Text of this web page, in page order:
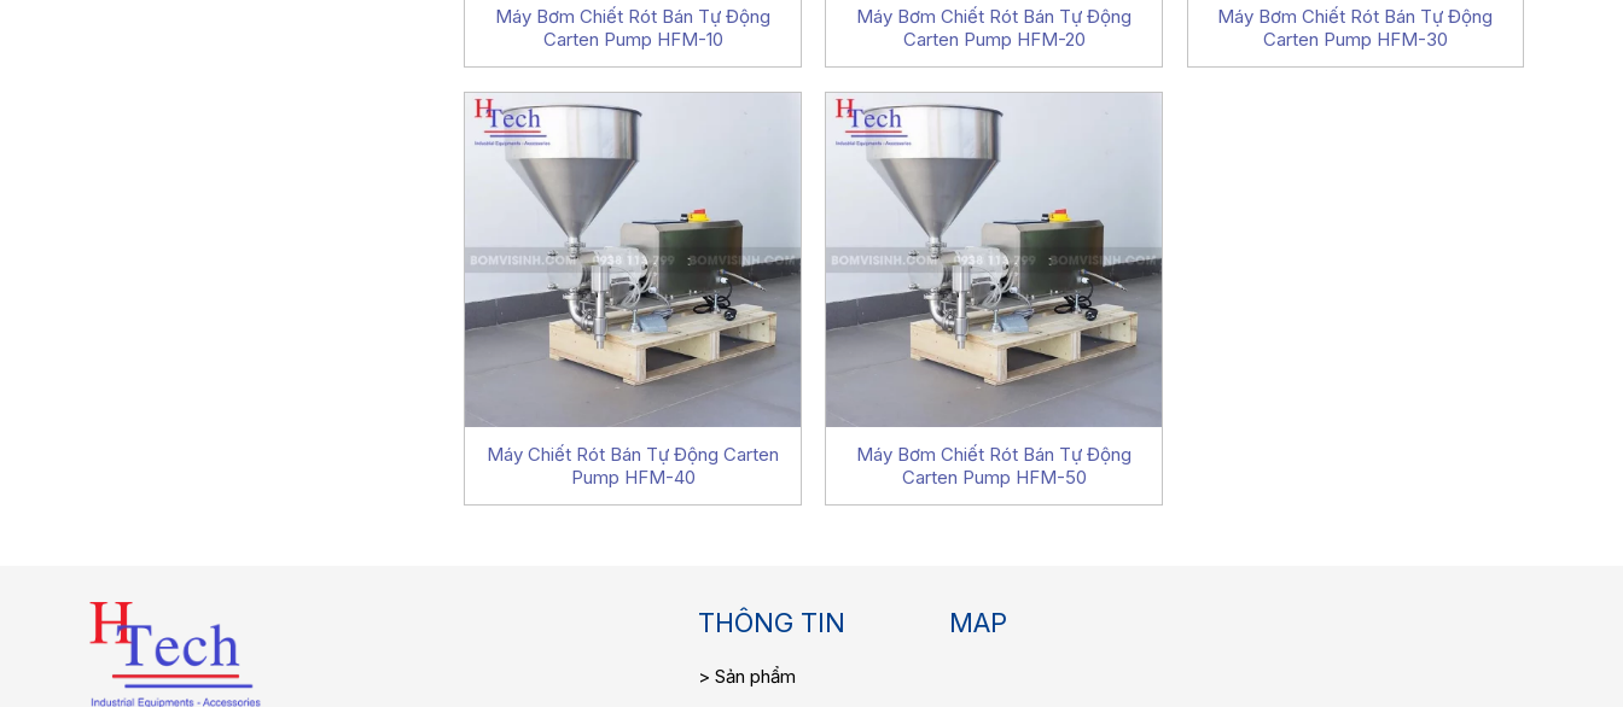
Máy Bơm Chiết Rót Bán Tự Động
Carten Pump HFM-10
Máy Bơm Chiết Rót Bán Tự Động
Carten Pump HFM-20
Máy Bơm Chiết Rót Bán Tự Động
Carten Pump HFM-30
Máy Chiết Rót Bán Tự Động Carten
Pump HFM-40
Máy Bơm Chiết Rót Bán Tự Động
Carten Pump HFM-50
THÔNG TIN
Sản phẩm
MAP